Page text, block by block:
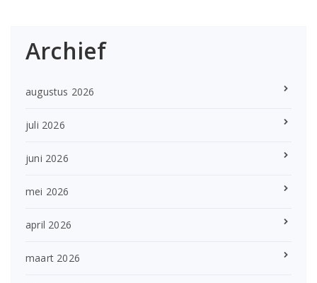
Archief
augustus 2026
juli 2026
juni 2026
mei 2026
april 2026
maart 2026